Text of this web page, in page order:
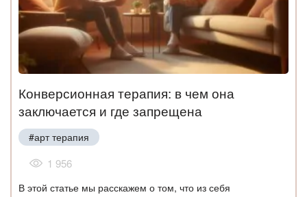
Конверсионная терапия: в чем она
заключается и где запрещена
#арт терапия
1 956
В этой статье мы расскажем о том, что из себя